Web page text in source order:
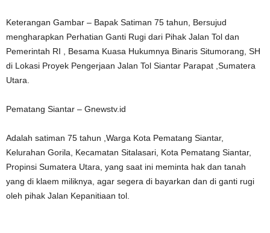
Keterangan Gambar – Bapak Satiman 75 tahun, Bersujud
mengharapkan Perhatian Ganti Rugi dari Pihak Jalan Tol dan
Pemerintah RI , Besama Kuasa Hukumnya Binaris Situmorang, SH
di Lokasi Proyek Pengerjaan Jalan Tol Siantar Parapat ,Sumatera
Utara.
Pematang Siantar – Gnewstv.id
Adalah satiman 75 tahun ,Warga Kota Pematang Siantar,
Kelurahan Gorila, Kecamatan Sitalasari, Kota Pematang Siantar,
Propinsi Sumatera Utara, yang saat ini meminta hak dan tanah
yang di klaem miliknya, agar segera di bayarkan dan di ganti rugi
oleh pihak Jalan Kepanitiaan tol.